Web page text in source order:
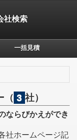
社検索
一括見積
（ 3 社）
ならびかえができ
社ホームページ記